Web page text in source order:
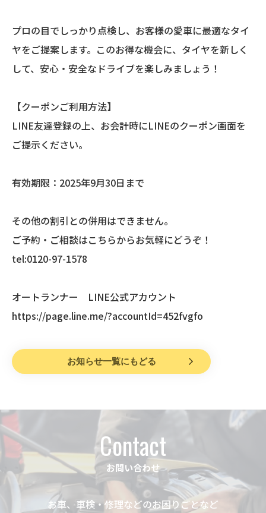
プロの目でしっかり点検し、お客様の愛車に最適なタイ
ヤをご提案します。このお得な機会に、タイヤを新しく
して、安心・安全なドライブを楽しみましょう！
【クーポンご利用方法】
LINE友達登録の上、お会計時にLINEのクーポン画面を
ご提示ください。
有効期限：2025年9月30日まで
その他の割引との併用はできません。
ご予約・ご相談はこちらからお気軽にどうぞ！
tel:0120-97-1578
オートランナー LINE公式アカウント
https://page.line.me/?accountId=452fvgfo
お知らせ一覧にもどる
Contact
お問い合わせ
お車、車検・修理などのお困りごとなど